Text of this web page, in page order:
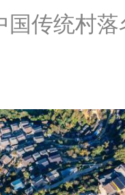
国传统村落